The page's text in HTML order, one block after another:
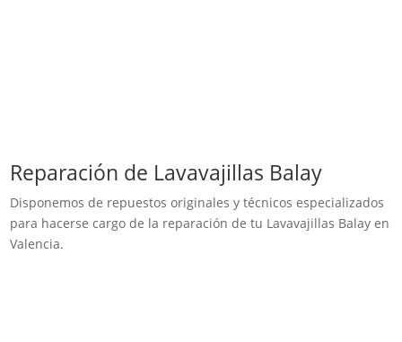
Reparación de Lavavajillas Balay
Disponemos de repuestos originales y técnicos especializados
para hacerse cargo de la reparación de tu Lavavajillas Balay en
Valencia.